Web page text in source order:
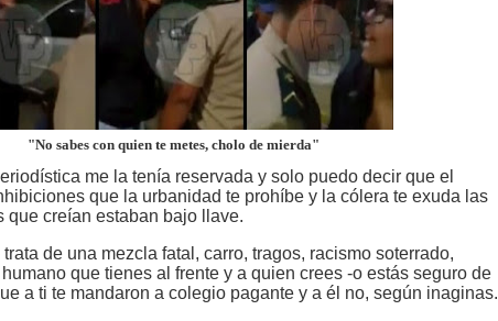
"No sabes con quien te metes, cholo de mierda"
me la tenía reservada y solo puedo decir que el
que la urbanidad te prohíbe y la cólera te exuda las
que creían estaban bajo llave.
de una mezcla fatal, carro, tragos, racismo soterrado,
que tienes al frente y a quien crees -o estás seguro de
a ti te mandaron a colegio pagante y a él no, según inaginas.